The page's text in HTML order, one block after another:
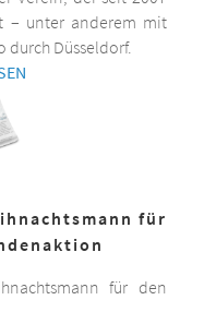
– unter anderem mit
Düsseldorf.
für
für den